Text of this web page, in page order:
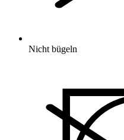
Nicht bügeln